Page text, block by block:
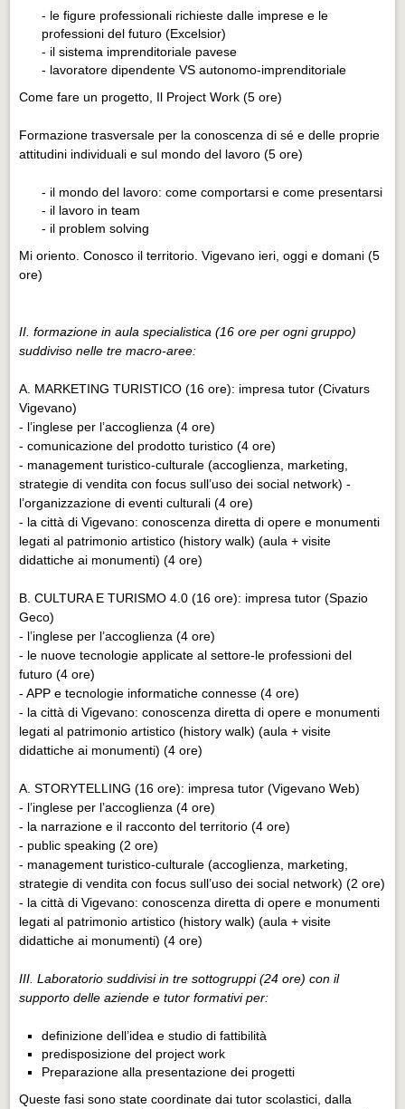
- le figure professionali richieste dalle imprese e le
professioni del futuro (Excelsior)
- il sistema imprenditoriale pavese
- lavoratore dipendente VS autonomo-imprenditoriale
Come fare un progetto, Il Project Work (5 ore)
Formazione trasversale per la conoscenza di sé e delle proprie
attitudini individuali e sul mondo del lavoro (5 ore)
- il mondo del lavoro: come comportarsi e come presentarsi
- il lavoro in team
- il problem solving
Mi oriento. Conosco il territorio. Vigevano ieri, oggi e domani (5
ore)
II. formazione in aula specialistica (16 ore per ogni gruppo)
suddiviso nelle tre macro-aree:
A. MARKETING TURISTICO (16 ore): impresa tutor (Civaturs
Vigevano)
- l’inglese per l’accoglienza (4 ore)
- comunicazione del prodotto turistico (4 ore)
- management turistico-culturale (accoglienza, marketing,
strategie di vendita con focus sull’uso dei social network) -
l’organizzazione di eventi culturali (4 ore)
- la città di Vigevano: conoscenza diretta di opere e monumenti
legati al patrimonio artistico (history walk) (aula + visite
didattiche ai monumenti) (4 ore)
B. CULTURA E TURISMO 4.0 (16 ore): impresa tutor (Spazio
Geco)
- l’inglese per l’accoglienza (4 ore)
- le nuove tecnologie applicate al settore-le professioni del
futuro (4 ore)
- APP e tecnologie informatiche connesse (4 ore)
- la città di Vigevano: conoscenza diretta di opere e monumenti
legati al patrimonio artistico (history walk) (aula + visite
didattiche ai monumenti) (4 ore)
A. STORYTELLING (16 ore): impresa tutor (Vigevano Web)
- l’inglese per l’accoglienza (4 ore)
- la narrazione e il racconto del territorio (4 ore)
- public speaking (2 ore)
- management turistico-culturale (accoglienza, marketing,
strategie di vendita con focus sull’uso dei social network) (2 ore)
- la città di Vigevano: conoscenza diretta di opere e monumenti
legati al patrimonio artistico (history walk) (aula + visite
didattiche ai monumenti) (4 ore)
III. Laboratorio suddivisi in tre sottogruppi (24 ore) con il
supporto delle aziende e tutor formativi per:
definizione dell’idea e studio di fattibilità
predisposizione del project work
Preparazione alla presentazione dei progetti
Queste fasi sono state coordinate dai tutor scolastici, dalla